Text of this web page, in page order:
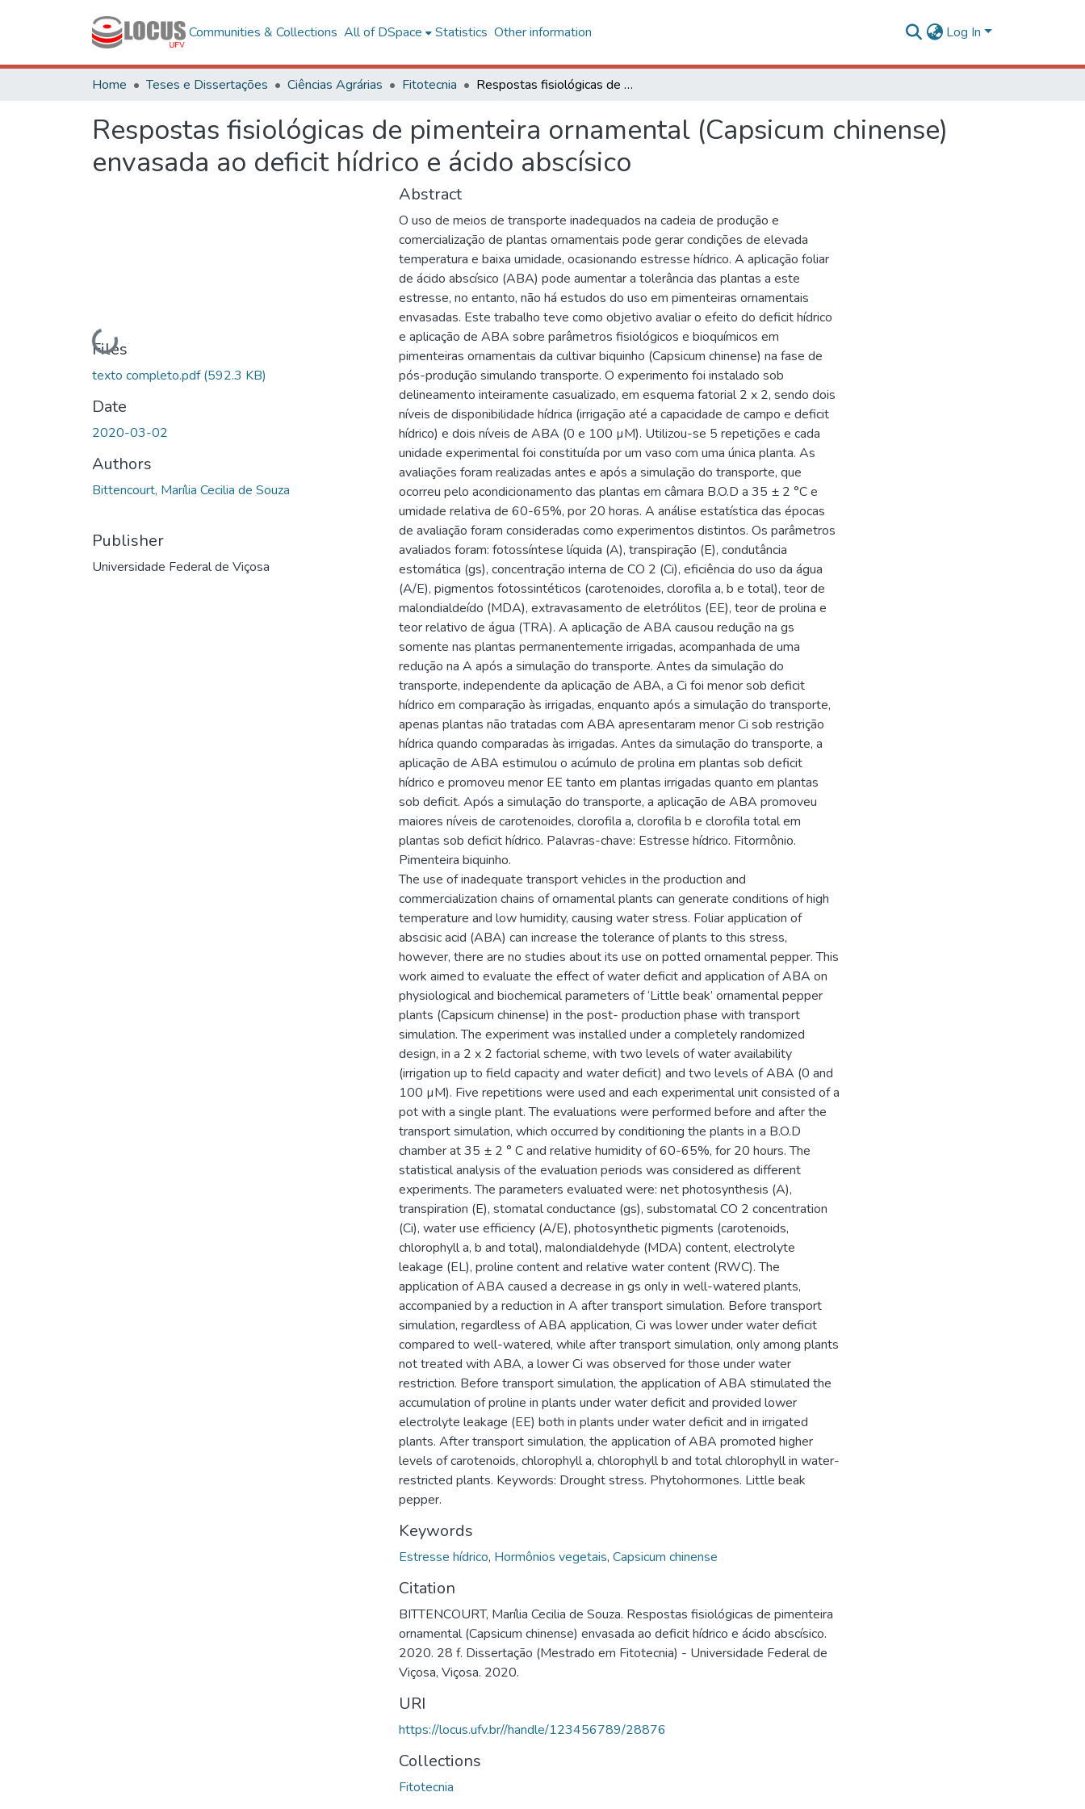
Communities & Collections All of DSpace Statistics Other information Log In
Home Teses e Dissertações Ciências Agrárias Fitotecnia Respostas fisiológicas de pimenteira ornamental (Capsicum chinense) envasada ao deficit hídrico e ácido abscísico
Respostas fisiológicas de pimenteira ornamental (Capsicum chinense)
envasada ao deficit hídrico e ácido abscísico
Loading...
Files
texto completo.pdf(592.3 KB)
Date
2020-03-02
Authors
Bittencourt, Marília Cecilia de Souza
Publisher
Universidade Federal de Viçosa
Abstract
O uso de meios de transporte inadequados na cadeia de produção e
comercialização de plantas ornamentais pode gerar condições de elevada
temperatura e baixa umidade, ocasionando estresse hídrico. A aplicação foliar
de ácido abscísico (ABA) pode aumentar a tolerância das plantas a este
estresse, no entanto, não há estudos do uso em pimenteiras ornamentais
envasadas. Este trabalho teve como objetivo avaliar o efeito do deficit hídrico
e aplicação de ABA sobre parâmetros fisiológicos e bioquímicos em
pimenteiras ornamentais da cultivar biquinho (Capsicum chinense) na fase de
pós-produção simulando transporte. O experimento foi instalado sob
delineamento inteiramente casualizado, em esquema fatorial 2 x 2, sendo dois
níveis de disponibilidade hídrica (irrigação até a capacidade de campo e deficit
hídrico) e dois níveis de ABA (0 e 100 µM). Utilizou-se 5 repetições e cada
unidade experimental foi constituída por um vaso com uma única planta. As
avaliações foram realizadas antes e após a simulação do transporte, que
ocorreu pelo acondicionamento das plantas em câmara B.O.D a 35 ± 2 °C e
umidade relativa de 60-65%, por 20 horas. A análise estatística das épocas
de avaliação foram consideradas como experimentos distintos. Os parâmetros
avaliados foram: fotossíntese líquida (A), transpiração (E), condutância
estomática (gs), concentração interna de CO 2 (Ci), eficiência do uso da água
(A/E), pigmentos fotossintéticos (carotenoides, clorofila a, b e total), teor de
malondialdeído (MDA), extravasamento de eletrólitos (EE), teor de prolina e
teor relativo de água (TRA). A aplicação de ABA causou redução na gs
somente nas plantas permanentemente irrigadas, acompanhada de uma
redução na A após a simulação do transporte. Antes da simulação do
transporte, independente da aplicação de ABA, a Ci foi menor sob deficit
hídrico em comparação às irrigadas, enquanto após a simulação do transporte,
apenas plantas não tratadas com ABA apresentaram menor Ci sob restrição
hídrica quando comparadas às irrigadas. Antes da simulação do transporte, a
aplicação de ABA estimulou o acúmulo de prolina em plantas sob deficit
hídrico e promoveu menor EE tanto em plantas irrigadas quanto em plantas
sob deficit. Após a simulação do transporte, a aplicação de ABA promoveu
maiores níveis de carotenoides, clorofila a, clorofila b e clorofila total em
plantas sob deficit hídrico. Palavras-chave: Estresse hídrico. Fitormônio.
Pimenteira biquinho.
The use of inadequate transport vehicles in the production and
commercialization chains of ornamental plants can generate conditions of high
temperature and low humidity, causing water stress. Foliar application of
abscisic acid (ABA) can increase the tolerance of plants to this stress,
however, there are no studies about its use on potted ornamental pepper. This
work aimed to evaluate the effect of water deficit and application of ABA on
physiological and biochemical parameters of ‘Little beak’ ornamental pepper
plants (Capsicum chinense) in the post- production phase with transport
simulation. The experiment was installed under a completely randomized
design, in a 2 x 2 factorial scheme, with two levels of water availability
(irrigation up to field capacity and water deficit) and two levels of ABA (0 and
100 µM). Five repetitions were used and each experimental unit consisted of a
pot with a single plant. The evaluations were performed before and after the
transport simulation, which occurred by conditioning the plants in a B.O.D
chamber at 35 ± 2 ° C and relative humidity of 60-65%, for 20 hours. The
statistical analysis of the evaluation periods was considered as different
experiments. The parameters evaluated were: net photosynthesis (A),
transpiration (E), stomatal conductance (gs), substomatal CO 2 concentration
(Ci), water use efficiency (A/E), photosynthetic pigments (carotenoids,
chlorophyll a, b and total), malondialdehyde (MDA) content, electrolyte
leakage (EL), proline content and relative water content (RWC). The
application of ABA caused a decrease in gs only in well-watered plants,
accompanied by a reduction in A after transport simulation. Before transport
simulation, regardless of ABA application, Ci was lower under water deficit
compared to well-watered, while after transport simulation, only among plants
not treated with ABA, a lower Ci was observed for those under water
restriction. Before transport simulation, the application of ABA stimulated the
accumulation of proline in plants under water deficit and provided lower
electrolyte leakage (EE) both in plants under water deficit and in irrigated
plants. After transport simulation, the application of ABA promoted higher
levels of carotenoids, chlorophyll a, chlorophyll b and total chlorophyll in water-
restricted plants. Keywords: Drought stress. Phytohormones. Little beak
pepper.
Keywords
Estresse hídrico, Hormônios vegetais, Capsicum chinense
Citation
BITTENCOURT, Marília Cecilia de Souza. Respostas fisiológicas de pimenteira
ornamental (Capsicum chinense) envasada ao deficit hídrico e ácido abscísico.
2020. 28 f. Dissertação (Mestrado em Fitotecnia) - Universidade Federal de
Viçosa, Viçosa. 2020.
URI
https://locus.ufv.br//handle/123456789/28876
Collections
Fitotecnia